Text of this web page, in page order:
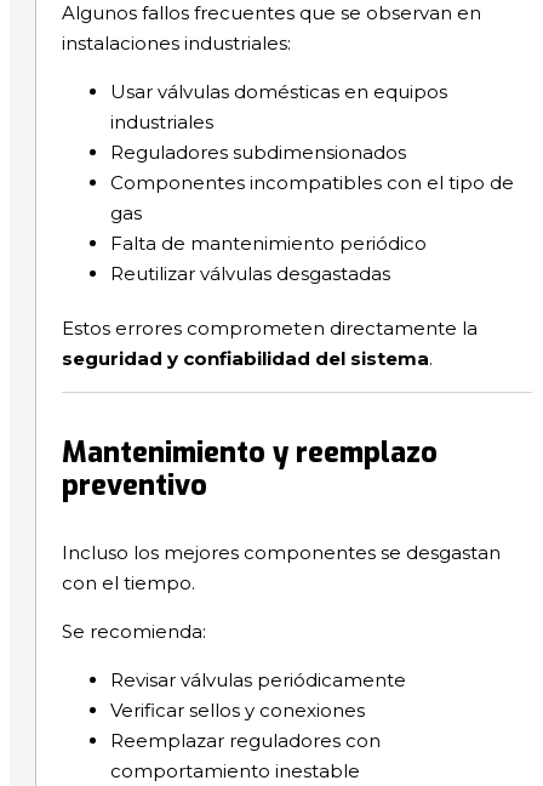
Algunos fallos frecuentes que se observan en
instalaciones industriales:
Usar válvulas domésticas en equipos
industriales
Reguladores subdimensionados
Componentes incompatibles con el tipo de
gas
Falta de mantenimiento periódico
Reutilizar válvulas desgastadas
Estos errores comprometen directamente la
seguridad y confiabilidad del sistema.
Mantenimiento y reemplazo
preventivo
Incluso los mejores componentes se desgastan
con el tiempo.
Se recomienda:
Revisar válvulas periódicamente
Verificar sellos y conexiones
Reemplazar reguladores con
comportamiento inestable